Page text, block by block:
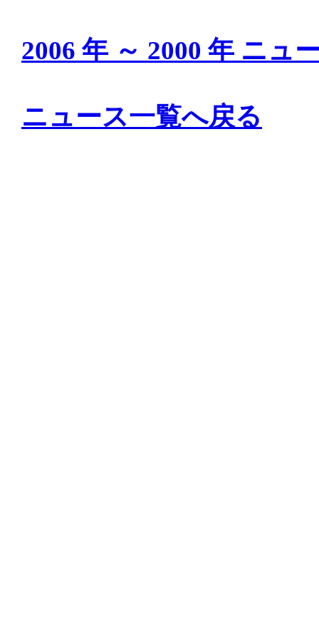
2006 年 ～ 2000 年 ニュ
ニュース一覧へ戻る